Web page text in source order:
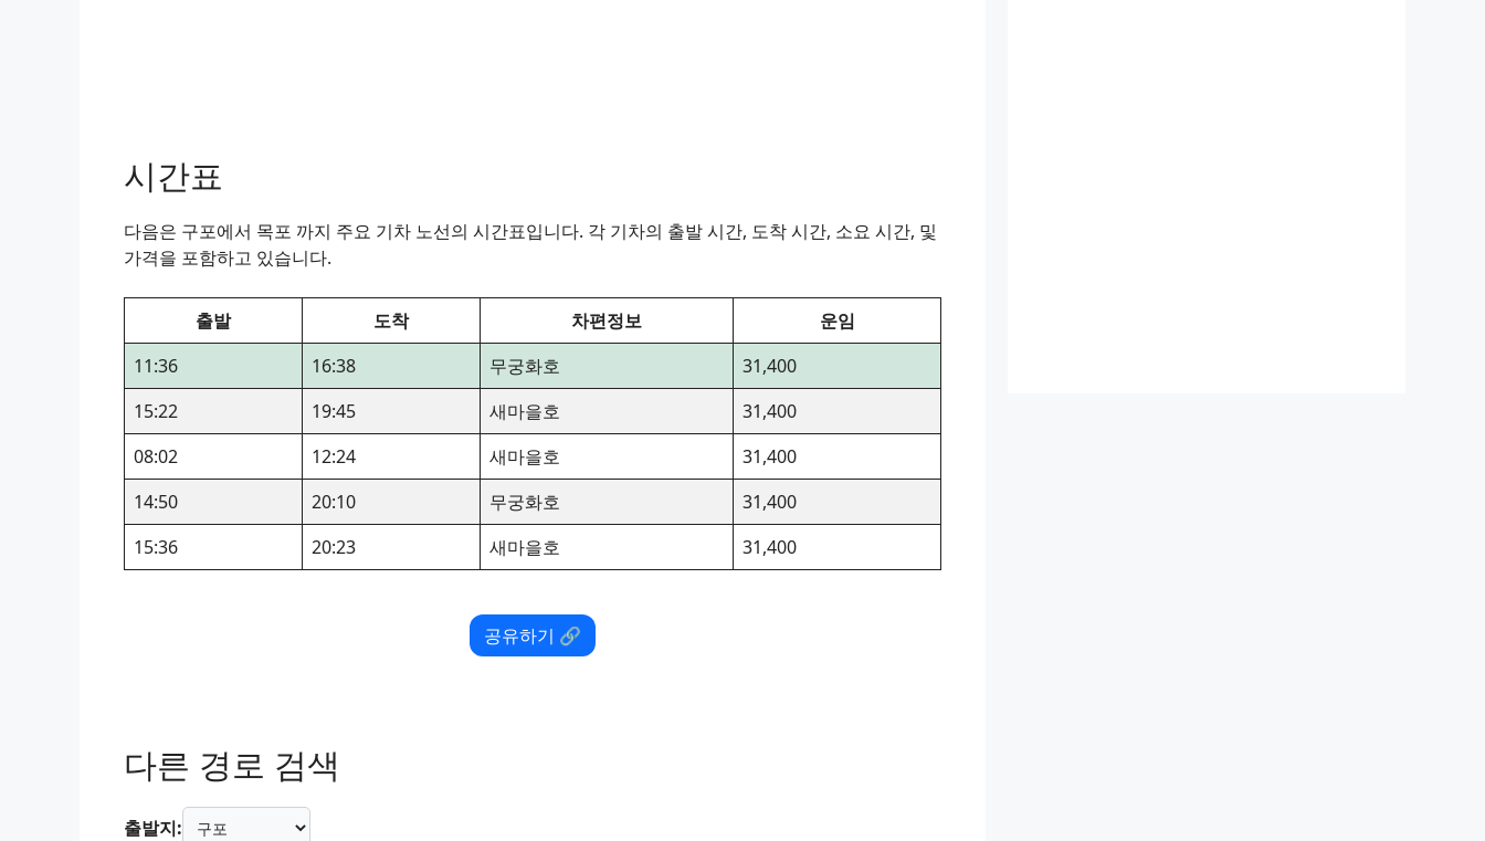
시간표
다음은 구포에서 목포 까지 주요 기차 노선의 시간표입니다. 각 기차의 출발 시간, 도착 시간, 소요 시간, 및
가격을 포함하고 있습니다.
출발 도착 차편정보
운임
11:36
16:38 무궁화호
31,400
15:22
19:45 새마을호
31,400
08:02
12:24 새마을호
31,400
14:50
20:10 무궁화호
31,400
15:36
20:23 새마을호 31,400
공유하기 🔗
다른 경로 검색
출발지: